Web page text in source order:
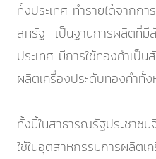
ทั้งประเทศ ทำรายได้จากก
สหรัฐ เป็นฐานการผลิตที่มี
ประเทศ มีการใช้ทองคำเป็
ผลิตเครื่องประดับทองคำทั้
ทั้งนี้ในสาธารณรัฐประชาช
ใช้ในอุตสาหกรรมการผลิตเ